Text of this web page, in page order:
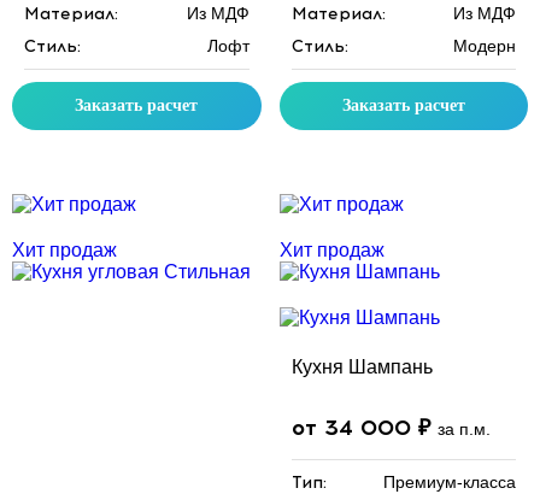
Материал:
Из МДФ
Стиль: Лофт
Заказать расчет
Материал:
Из МДФ
Стиль: Модерн
Заказать расчет
Хит продаж Хит продаж
Кухня Шампань
от 34 000 ₽ за п.м.
Тип: Премиум-класса